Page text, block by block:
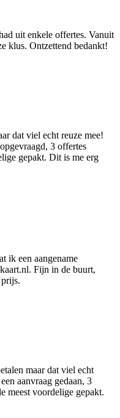
uit enkele offertes. Vanuit
klus. Ontzettend bedankt!
dat viel echt reuze mee!
3 offertes
gepakt. Dit is me erg
ik een aangename
Fijn in de buurt,
maar dat viel echt
aanvraag gedaan, 3
meest voordelige gepakt.